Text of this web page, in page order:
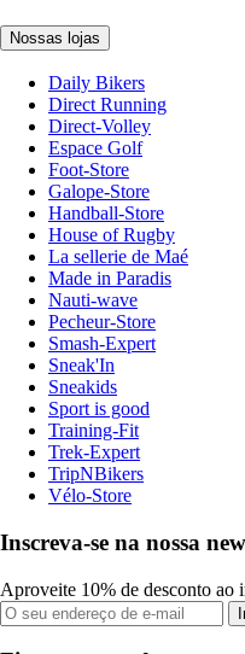
Nossas lojas
Daily Bikers
Direct Running
Direct-Volley
Espace Golf
Foot-Store
Galope-Store
Handball-Store
House of Rugby
La sellerie de Maé
Made in Paradis
Nauti-wave
Pecheur-Store
Smash-Expert
Sneak'In
Sneakids
Sport is good
Training-Fit
Trek-Expert
TripNBikers
Vélo-Store
Inscreva-se na nossa
Aproveite 10% de desconto ao